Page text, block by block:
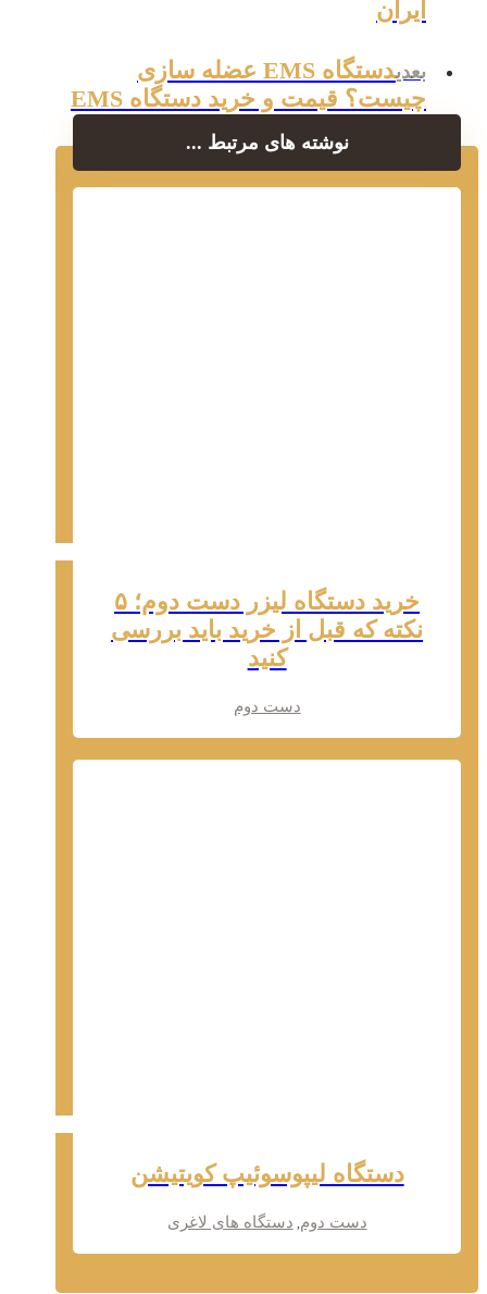
ایران
بعدی
دستگاه EMS عضله سازی
چیست؟ قیمت و خرید دستگاه EMS
نوشته های مرتبط ...
خرید دستگاه لیزر دست دوم؛ ۵
نکته که قبل از خرید باید بررسی
کنید
دست دوم
دستگاه لیپوسوئیپ کویتیشن
دست دوم, دستگاه های لاغری